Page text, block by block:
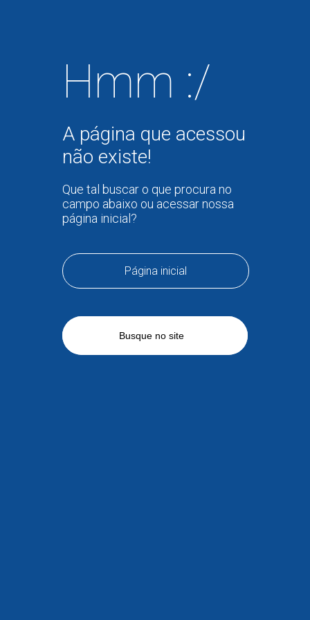
Hmm :/
A página que acessou
não existe!
Que tal buscar o que procura no
campo abaixo ou acessar nossa
página inicial?
Página inicial